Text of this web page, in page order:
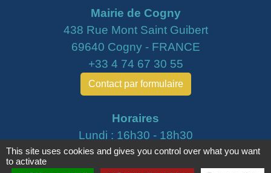
Mairie de Cogny
438 Rue Mont Saint Guibert
69640 Cogny - FRANCE
+33 4 74 67 30 55
Contact par formulaire
Horaires
Lundi : 16h30 - 18h30
Mardi : 8h30 - 12h00
Mercredi : 9h00 - 12h00
This site uses cookies and gives you control over what you want
to activate